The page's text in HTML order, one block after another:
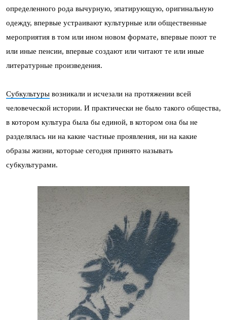
определенного рода вычурную, эпатирующую, оригинальную
одежду, впервые устраивают культурные или общественные
мероприятия в том или ином новом формате, впервые поют те
или иные пенсии, впервые создают или читают те или иные
литературные произведения.
Субкультуры возникали и исчезали на протяжении всей
человеческой истории. И практически не было такого общества,
в котором культура была бы единой, в котором она бы не
разделялась ни на какие частные проявления, ни на какие
образы жизни, которые сегодня принято называть
субкультурами.